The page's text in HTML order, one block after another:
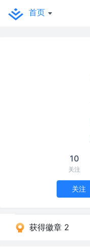
首页
10
关注
关注
获得徽章 2